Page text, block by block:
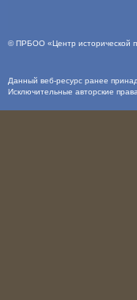
©ПРБОО «Центр исторической
Данный веб-ресурс ранее
Исключительные авторские